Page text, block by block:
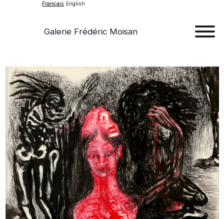
Français English
Galerie Frédéric Moisan
A